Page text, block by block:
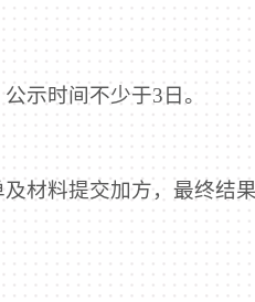
示时间不少于3日。
材料提交加方，最终结